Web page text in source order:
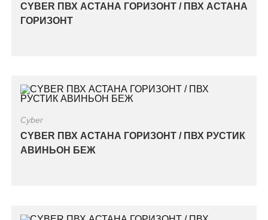
CYBER ПВХ АСТАНА ГОРИЗОНТ / ПВХ АСТАНА
ГОРИЗОНТ
Cyber
CYBER ПВХ АСТАНА ГОРИЗОНТ / ПВХ РУСТИК
АВИНЬОН БЕЖ